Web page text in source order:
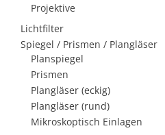
Projektive
Lichtfilter
Spiegel / Prismen / Plangläser
Planspiegel
Prismen
Plangläser (eckig)
Plangläser (rund)
Mikroskoptisch Einlagen